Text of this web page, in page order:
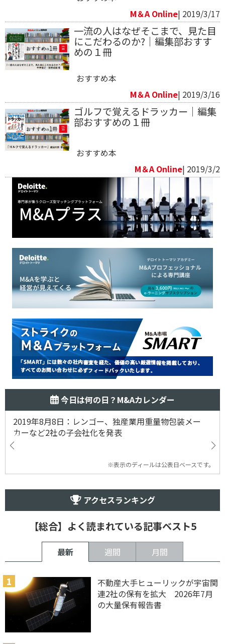
M＆A Online| 2019/3/17
一流の人はなぜそこまで、見た目
にこだわるのか?｜編集部おすす
めの１冊
おすすめ本
M＆A Online| 2019/3/16
ゴルフで覚えるドラッカー｜編集
部おすすめの１冊
おすすめ本
M＆A Online| 2019/3/2
今日は何の日？M&Aカレンダー
2019年8月8日：レンゴー、独産業用重量物包装メー
カーなど2社の子会社化を発表
※表示のディールは公表日ベースです。
アクセスランキング
【総合】よく読まれている記事ベスト5
最新 週間 月間
不動産大手ヒューリックが宇宙関
連2社の保有を拡大 2026年7月
の大量保有報告書